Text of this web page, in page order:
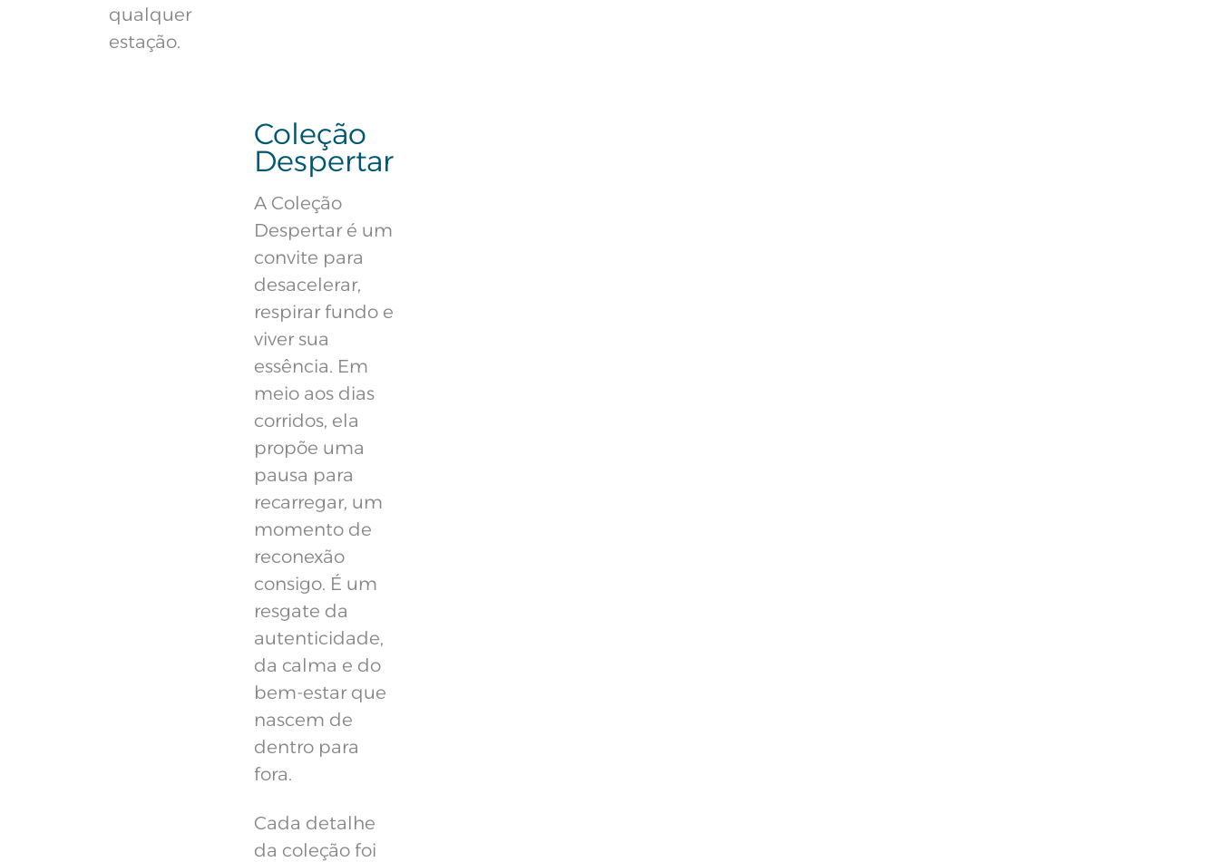
qualquer
estação.
Coleção
Despertar
A Coleção
Despertar é um
convite para
desacelerar,
respirar fundo e
viver sua
essência. Em
meio aos dias
corridos, ela
propõe uma
pausa para
recarregar, um
momento de
reconexão
consigo. É um
resgate da
autenticidade,
da calma e do
bem-estar que
nascem de
dentro para
fora.
Cada detalhe
da coleção foi